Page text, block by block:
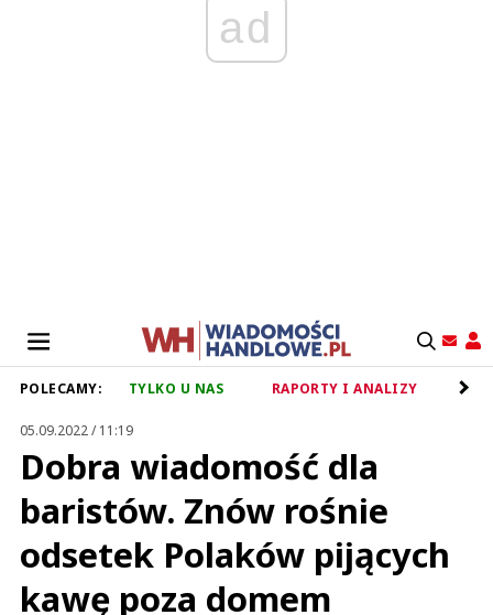
ad
POLECAMY: TYLKO U NAS RAPORTY I ANALIZY
05.09.2022 / 11:19
Dobra wiadomość dla
baristów. Znów rośnie
odsetek Polaków pijących
kawę poza domem